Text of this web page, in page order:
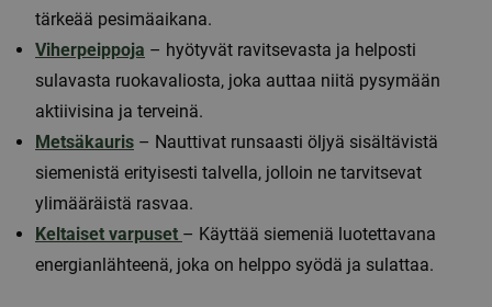
tärkeää pesimäaikana.
Viherpeippoja – hyötyvät ravitsevasta ja helposti
sulavasta ruokavaliosta, joka auttaa niitä pysymään
aktiivisina ja terveinä.
Metsäkauris – Nauttivat runsaasti öljyä sisältävistä
siemenistä erityisesti talvella, jolloin ne tarvitsevat
ylimääräistä rasvaa.
Keltaiset varpuset – Käyttää siemeniä luotettavana
energianlähteenä, joka on helppo syödä ja sulattaa.